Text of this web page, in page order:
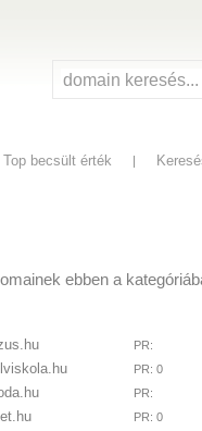
Top becsült érték
ebben a
PR:
PR: 0
PR:
PR: 0